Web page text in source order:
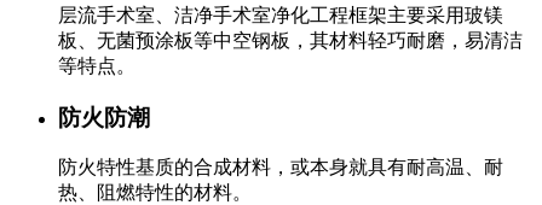
层流手术室、洁净手术室净化工程框架主要采用玻镁
板、无菌预涂板等中空钢板，其材料轻巧耐磨，易清洁
等特点。
防火防潮
防火特性基质的合成材料，或本身就具有耐高温、耐
热、阻燃特性的材料。